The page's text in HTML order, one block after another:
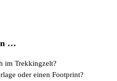
…
im Trekkingzelt?
oder einen Footprint?